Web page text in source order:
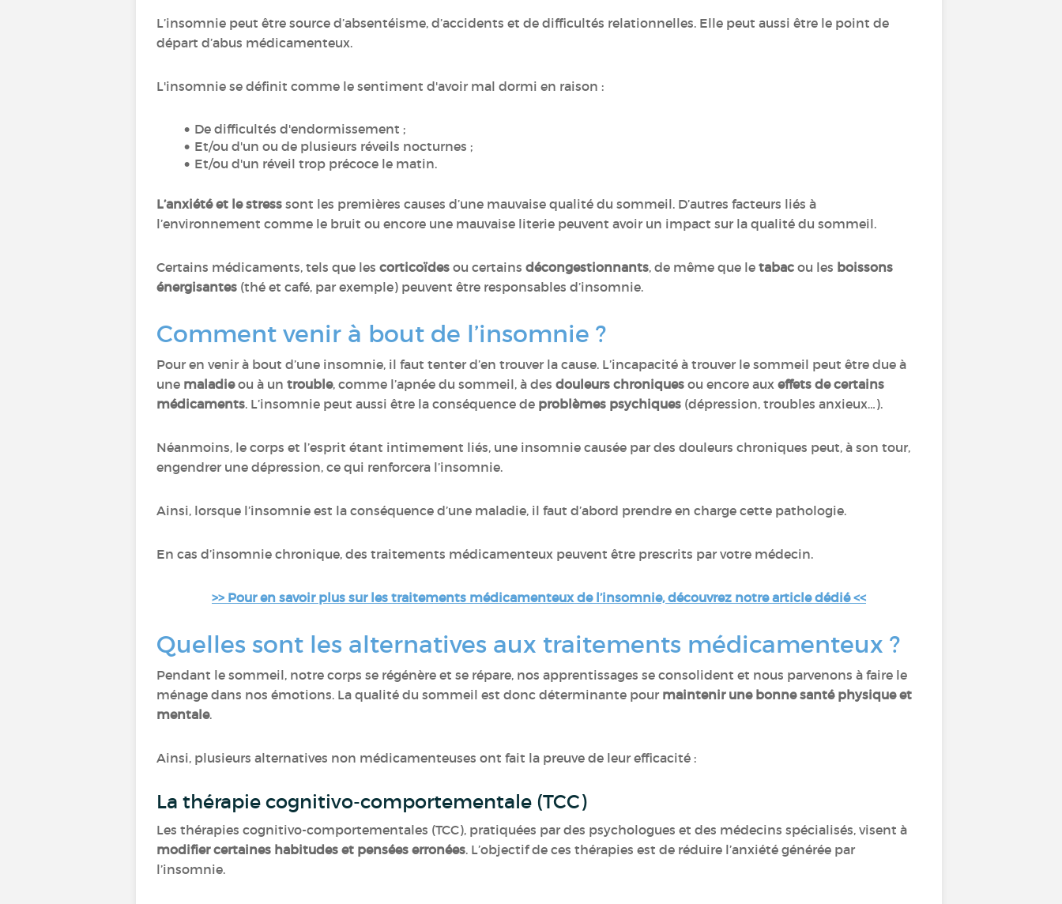
L’insomnie peut être source d’absentéisme, d’accidents et de difficultés relationnelles. Elle peut aussi être le point de
départ d’abus médicamenteux.
L'insomnie se définit comme le sentiment d'avoir mal dormi en raison :
De difficultés d'endormissement ;
Et/ou d'un ou de plusieurs réveils nocturnes ;
Et/ou d'un réveil trop précoce le matin.
L’anxiété et le stress sont les premières causes d’une mauvaise qualité du sommeil. D’autres facteurs liés à
l’environnement comme le bruit ou encore une mauvaise literie peuvent avoir un impact sur la qualité du sommeil.
Certains médicaments, tels que les corticoïdes ou certains décongestionnants, de même que le tabac ou les boissons
énergisantes (thé et café, par exemple) peuvent être responsables d’insomnie.
Comment venir à bout de l’insomnie ?
Pour en venir à bout d’une insomnie, il faut tenter d’en trouver la cause. L’incapacité à trouver le sommeil peut être due à
une maladieou à un trouble, comme l’apnée du sommeil, à des douleurs chroniques ou encore aux effets de certains
médicaments. L’insomnie peut aussi être la conséquence de problèmes psychiques (dépression, troubles anxieux…).
Néanmoins, le corps et l’esprit étant intimement liés, une insomnie causée par des douleurs chroniques peut, à son tour,
engendrer une dépression, ce qui renforcera l’insomnie.
Ainsi, lorsque l’insomnie est la conséquence d’une maladie, il faut d’abord prendre en charge cette pathologie.
En cas d’insomnie chronique, des traitements médicamenteux peuvent être prescrits par votre médecin.
>> Pour en savoir plus sur les traitements médicamenteux de l’insomnie, découvrez notre article dédié <<
Quelles sont les alternatives aux traitements médicamenteux ?
Pendant le sommeil, notre corps se régénère et se répare, nos apprentissages se consolident et nous parvenons à faire le
ménage dans nos émotions. La qualité du sommeil est donc déterminante pour maintenir une bonne santé physique et
mentale.
Ainsi, plusieurs alternatives non médicamenteuses ont fait la preuve de leur efficacité :
La thérapie cognitivo-comportementale (TCC)
Les thérapies cognitivo-comportementales (TCC), pratiquées par des psychologues et des médecins spécialisés, visent à
modifier certaines habitudes et pensées erronées. L’objectif de ces thérapies est de réduire l’anxiété générée par
l’insomnie.